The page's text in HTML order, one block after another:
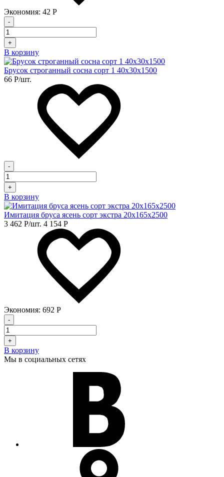
Экономия: 42 Р
-
+
В корзину
Брусок строганный сосна сорт 1 40х30х1500
66 Р/шт.
-
+
В корзину
Имитация бруса ясень сорт экстра 20х165х2500
3 462 Р/шт. 4 154 Р
Экономия: 692 Р
-
+
В корзину
Мы в социальных сетях